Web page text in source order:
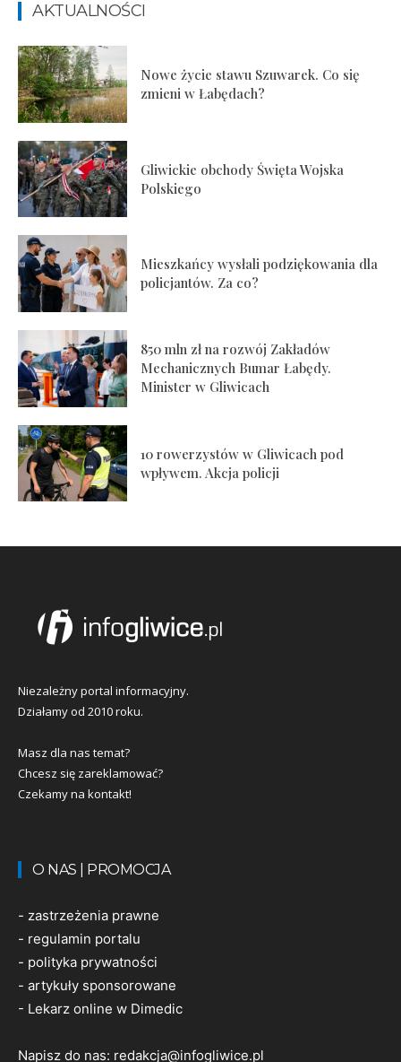
AKTUALNOŚCI
Nowe życie stawu Szuwarek. Co się
zmieni w Łabędach?
Gliwickie obchody Święta Wojska
Polskiego
Mieszkańcy wysłali podziękowania dla
policjantów. Za co?
850 mln zł na rozwój Zakładów
Mechanicznych Bumar Łabędy.
Minister w Gliwicach
10 rowerzystów w Gliwicach pod
wpływem. Akcja policji
Niezależny portal informacyjny.
Działamy od 2010 roku.
Masz dla nas temat?
Chcesz się zareklamować?
Czekamy na kontakt!
O NAS | PROMOCJA
- zastrzeżenia prawne
- regulamin portalu
- polityka prywatności
- artykuły sponsorowane
- Lekarz online w Dimedic
Napisz do nas: redakcja@infogliwice.pl